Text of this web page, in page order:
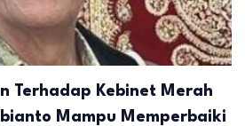
Terhadap Kebinet Merah
Mampu Memperbaiki